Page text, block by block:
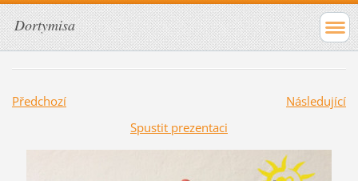
Dortymisa
Předchozí
Následující
Spustit prezentaci